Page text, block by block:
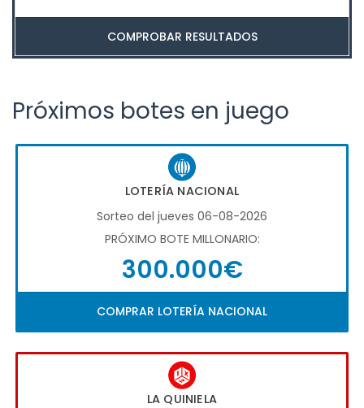
COMPROBAR RESULTADOS
Próximos botes en juego
LOTERÍA NACIONAL
Sorteo del jueves 06-08-2026
PRÓXIMO BOTE MILLONARIO:
300.000€
COMPRAR LOTERÍA NACIONAL
LA QUINIELA